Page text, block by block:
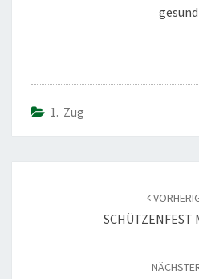
1. Zug
SCHÜTZENFEST